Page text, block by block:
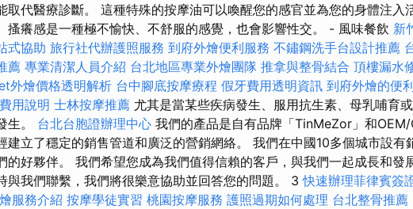
取代醫療診斷。 這種特殊的按摩油可以喚醒您的感官並為您的身體注入
搔癢感是一種極不愉快、不舒服的感覺，也會影響性交。 - 風味餐飲 新
式協助 旅行社代辦護照服務 到府外燴便利服務 不鏽鋼洗手台設計推薦
薦 專業清潔人員介紹 台北地區專業外燴團隊 推拿與整骨結合 頂樓漏水
外燴價格透明解析 台中腳底按摩療程 假牙費用透明資訊 到府外燴的便
用說明 士林按摩推薦 尤其是當某些疾病發生、服用抗生素、母乳哺育
生。 台北台胞證辦理中心 我們的產品是自有品牌「TinMeZor」和
建立了穩定的銷售管道和廣泛的營銷網絡。 我們在中國10多個城市設有
的好夥伴。 我們希望您成為我們值得信賴的客戶，與我們一起成長和發
與我們聯繫，我們將很樂意協助並回答您的問題。 3快速辦理菲律賓簽
服務介紹 按摩學徒實習 桃園按摩服務 護照過期如何處理 台北整骨推薦